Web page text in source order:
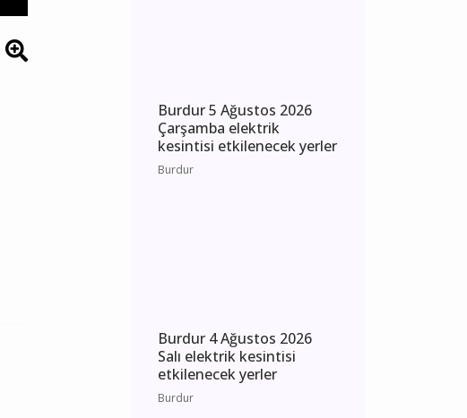
Burdur 5 Ağustos 2026
Çarşamba elektrik
kesintisi etkilenecek yerler
Burdur
Burdur 4 Ağustos 2026
Salı elektrik kesintisi
etkilenecek yerler
Burdur